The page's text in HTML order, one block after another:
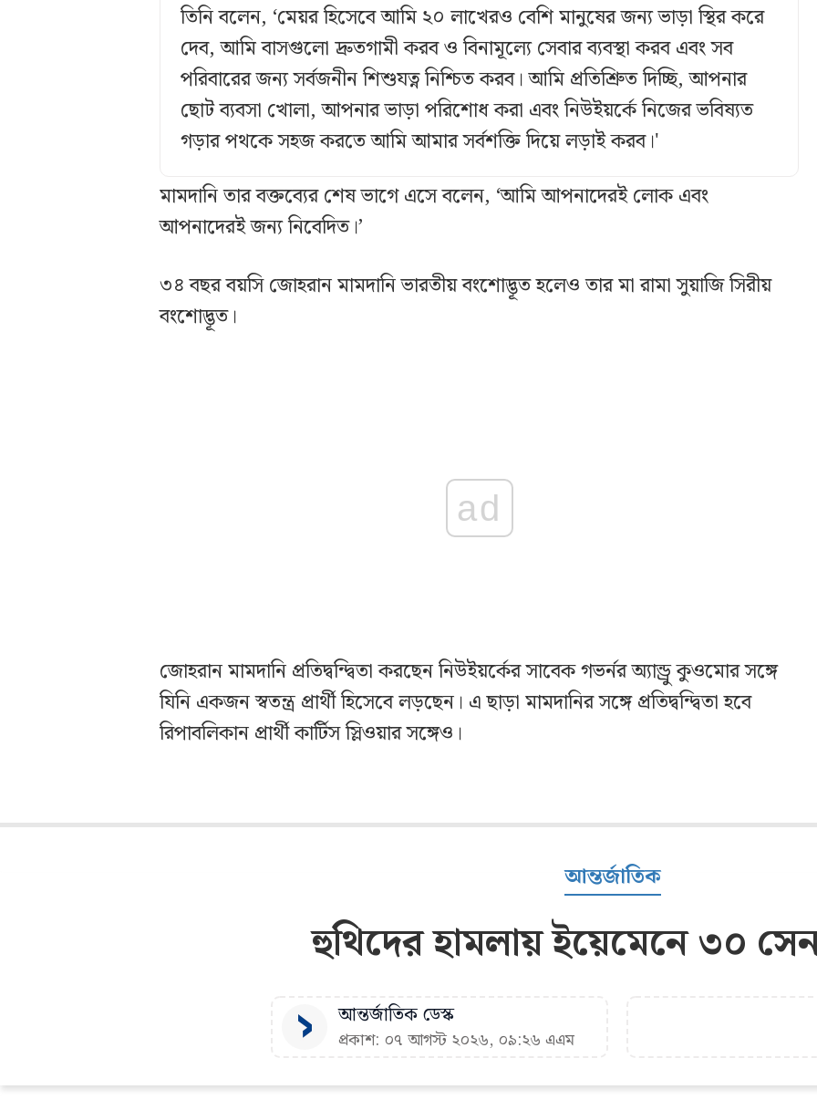
তিনি বলেন, ‘মেয়র হিসেবে আমি ২০ লাখেরও বেশি মানুষের জন্য ভাড়া স্থির করে
দেব, আমি বাসগুলো দ্রুতগামী করব ও বিনামূল্যে সেবার ব্যবস্থা করব এবং সব
পরিবারের জন্য সর্বজনীন শিশুযত্ন নিশ্চিত করব। আমি প্রতিশ্রিুত দিচ্ছি, আপনার
ছোট ব্যবসা খোলা, আপনার ভাড়া পরিশোধ করা এবং নিউইয়র্কে নিজের ভবিষ্যত
গড়ার পথকে সহজ করতে আমি আমার সর্বশক্তি দিয়ে লড়াই করব।'
মামদানি তার বক্তব্যের শেষ ভাগে এসে বলেন, ‘আমি আপনাদেরই লোক এবং
আপনাদেরই জন্য নিবেদিত।’
৩৪ বছর বয়সি জোহরান মামদানি ভারতীয় বংশোদ্ভূত হলেও তার মা রামা সুয়াজি সিরীয়
বংশোদ্ভূত।
ad
জোহরান মামদানি প্রতিদ্বন্দ্বিতা করছেন নিউইয়র্কের সাবেক গভর্নর অ্যান্ড্রু কুওমোর সঙ্গে
যিনি একজন স্বতন্ত্র প্রার্থী হিসেবে লড়ছেন। এ ছাড়া মামদানির সঙ্গে প্রতিদ্বন্দ্বিতা হবে
রিপাবলিকান প্রার্থী কার্টিস স্লিওয়ার সঙ্গেও।
আন্তর্জাতিক
হুথিদের হামলায় ইয়েমেনে ৩০
আন্তর্জাতিক ডেস্ক
প্রকাশ: ০৭ আগস্ট ২০২৬, ০৯:২৬ এএম